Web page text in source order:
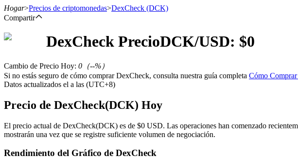
Hogar>Precios de criptomonedas>DexCheck (DCK)
Compartir
DexCheck PrecioDCK/USD: $0
Cambio de Precio Hoy: 0 （--%）
Si no estás seguro de cómo comprar DexCheck, consulta nuestra guía completa Cómo
Datos actualizados el a las (UTC+8)
Precio de DexCheck(DCK) Hoy
El precio actual de DexCheck(DCK) es de $0 USD. Las operaciones han comenzado
mostrarán una vez que se registre suficiente volumen de negociación.
Rendimiento del Gráfico de DexCheck